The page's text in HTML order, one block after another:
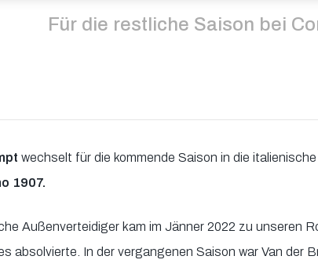
Für die restliche Saison bei
wechselt für die kommende Saison in die
1907.
Außenverteidiger kam im Jänner 2022 zu unseren
absolvierte. In der vergangenen Saison war Van der